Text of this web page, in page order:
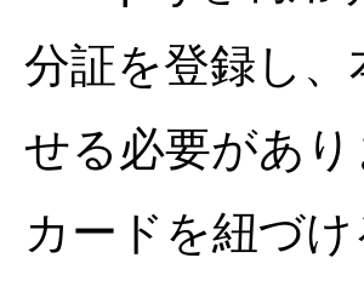
分証を登録し
せる必要があ
カードを紐づ